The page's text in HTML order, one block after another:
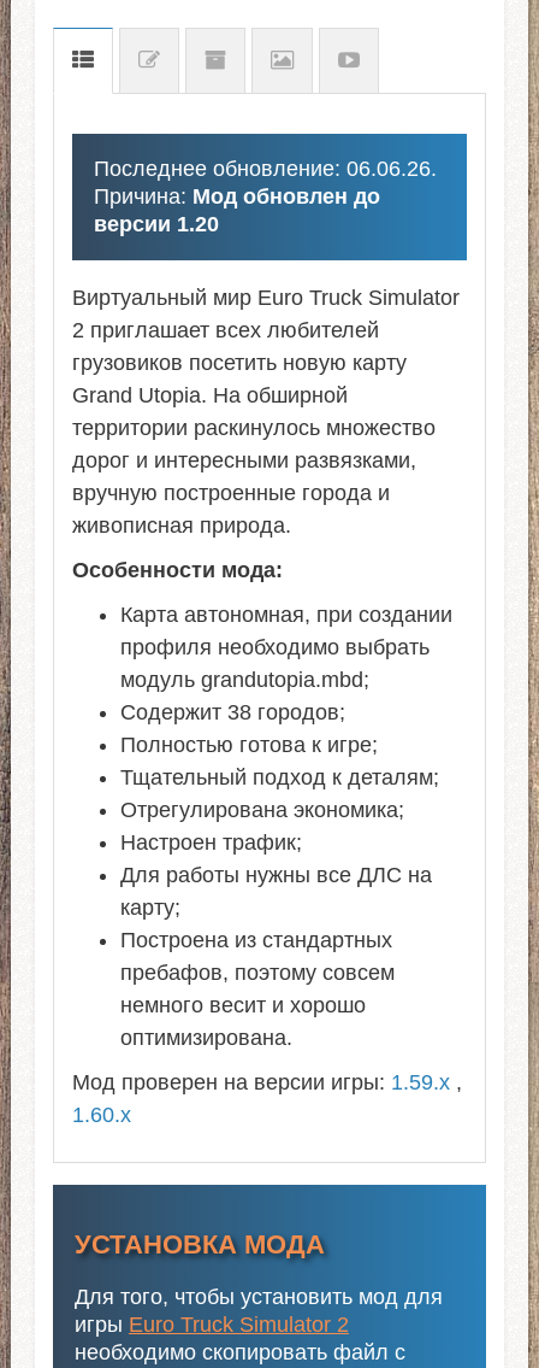
Последнее обновление: 06.06.26.
Причина: Мод обновлен до
версии 1.20
Виртуальный мир Euro Truck Simulator
2 приглашает всех любителей
грузовиков посетить новую карту
Grand Utopia. На обширной
территории раскинулось множество
дорог и интересными развязками,
вручную построенные города и
живописная природа.
Особенности мода:
Карта автономная, при создании
профиля необходимо выбрать
модуль grandutopia.mbd;
Содержит 38 городов;
Полностью готова к игре;
Тщательный подход к деталям;
Отрегулирована экономика;
Настроен трафик;
Для работы нужны все ДЛС на
карту;
Построена из стандартных
пребафов, поэтому совсем
немного весит и хорошо
оптимизирована.
Мод проверен на версии игры: 1.59.x,
1.60.x
УСТАНОВКА МОДА
Для того, чтобы установить мод для
игры Euro Truck Simulator 2
необходимо скопировать файл с